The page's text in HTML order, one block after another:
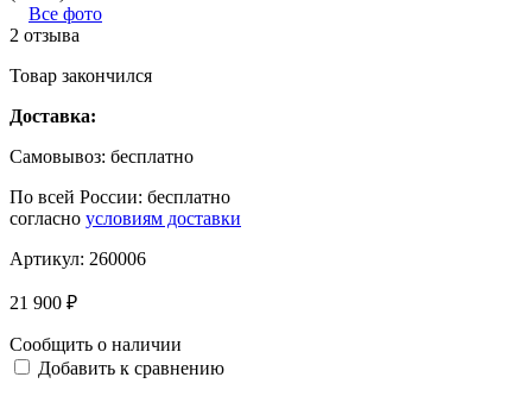
Все фото
2 отзыва
Товар закончился
Доставка:
Самовывоз: бесплатно
По всей России: бесплатно
согласно условиям доставки
Артикул: 260006
21 900 ₽
Сообщить о наличии
Добавить к сравнению